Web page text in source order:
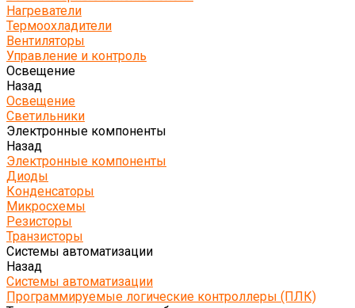
Нагреватели
Термоохладители
Вентиляторы
Управление и контроль
Освещение
Назад
Освещение
Светильники
Электронные компоненты
Назад
Электронные компоненты
Диоды
Конденсаторы
Микросхемы
Резисторы
Транзисторы
Системы автоматизации
Назад
Системы автоматизации
Программируемые логические контроллеры (ПЛК)